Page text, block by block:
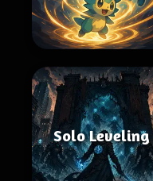
Solo Leveling